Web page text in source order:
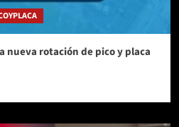
nueva rotación de pico y placa